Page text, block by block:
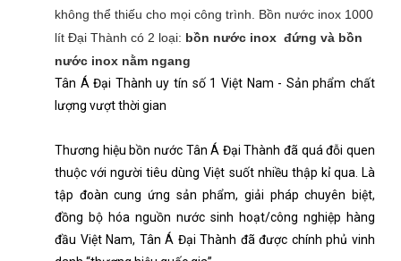
không thể thiếu cho mọi công trình. Bồn nước inox 1000
lít Đại Thành có 2 loại: bồn nước inox đứng và bồn
nước inox nằm ngang
Tân Á Đại Thành uy tín số 1 Việt Nam - Sản phẩm chất
lượng vượt thời gian
Thương hiệu bồn nước Tân Á Đại Thành đã quá đỗi quen
thuộc với người tiêu dùng Việt suốt nhiều thập kỉ qua. Là
tập đoàn cung ứng sản phẩm, giải pháp chuyên biệt,
đồng bộ hóa nguồn nước sinh hoạt/công nghiệp hàng
đầu Việt Nam, Tân Á Đại Thành đã được chính phủ vinh